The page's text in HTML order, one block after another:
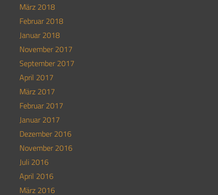
März 2018
Februar 2018
Januar 2018
November 2017
September 2017
April 2017
März 2017
Februar 2017
Januar 2017
Dezember 2016
November 2016
Juli 2016
April 2016
März 2016